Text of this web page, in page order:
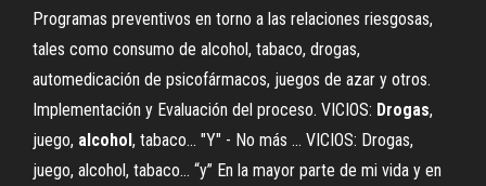
Programas preventivos en torno a las relaciones riesgosas,
tales como consumo de alcohol, tabaco, drogas,
automedicación de psicofármacos, juegos de azar y otros.
Implementación y Evaluación del proceso. VICIOS: Drogas,
juego, alcohol, tabaco... "Y" - No más ... VICIOS: Drogas,
juego, alcohol, tabaco… “y” En la mayor parte de mi vida y en